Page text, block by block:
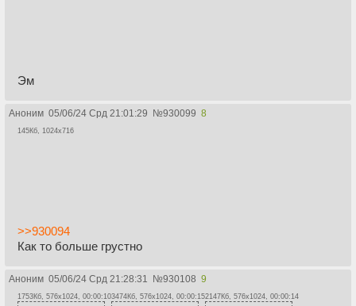
Эм
Аноним 05/06/24 Срд 21:01:29 №930099 8
145Кб, 1024x716
>>930094
Как то больше грустно
Аноним 05/06/24 Срд 21:28:31 №930108 9
1753Кб, 576x1024, 00:00:103474Кб, 576x1024, 00:00:152147Кб, 576x1024, 00:00:14